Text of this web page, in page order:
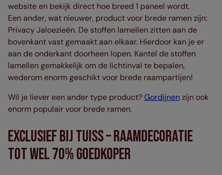
website en bekijk direct hoe breed 1 paneel wordt.
Een ander, wat nieuwer, product voor brede ramen zijn:
Privacy Jaloezieën. De stoffen lamellen zitten aan de
bovenkant vast gemaakt aan elkaar. Hierdoor kan je er
aan de onderkant doorheen lopen. Kantel de stoffen
lamellen gemakkelijk om de lichtinval te bepalen,
wederom enorm geschikt voor brede raampartijen!
Wil je liever een ander type product?Gordijnenzijn ook
enorm populair voor brede ramen.
Exclusief bij Tuiss – Raamdecoratie
tot wel 70% goedkoper